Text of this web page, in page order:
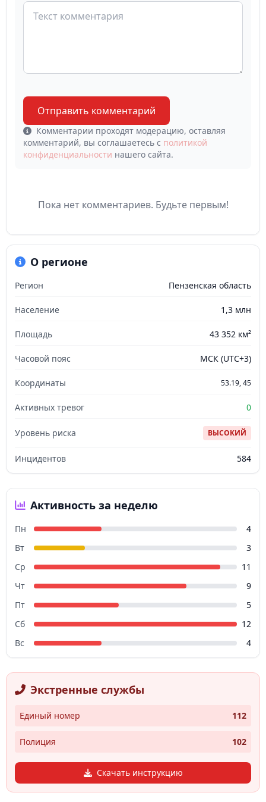
Отправить комментарий
Комментарии проходят модерацию, оставляя
комментарий, вы соглашаетесь с политикой
конфиденциальности нашего сайта.
Пока нет комментариев. Будьте первым!
О регионе
Регион Пензенская область
Население 1,3 млн
Площадь 43 352 км²
Часовой пояс МСК (UTC+3)
Координаты 53.19, 45
Активных тревог 0
Уровень риска ВЫСОКИЙ
Инцидентов 584
Активность за неделю
Пн
4
Вт
3
Ср
11
Чт
9
Пт
5
Сб
12
Вс
4
Экстренные службы
Единый номер 112
Полиция 102
Скачать инструкцию